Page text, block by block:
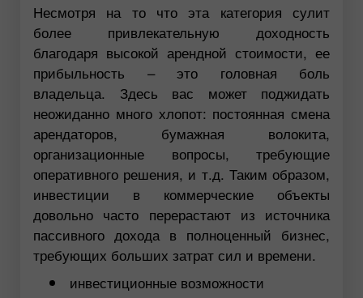
Несмотря на то что эта категория сулит
более привлекательную доходность
благодаря высокой арендной стоимости, ее
прибыльность – это головная боль
владельца. Здесь вас может поджидать
неожиданно много хлопот: постоянная смена
арендаторов, бумажная волокита,
организационные вопросы, требующие
оперативного решения, и т.д. Таким образом,
инвестиции в коммерческие объекты
довольно часто перерастают из источника
пассивного дохода в полноценный бизнес,
требующих больших затрат сил и времени.
инвестиционные возможности